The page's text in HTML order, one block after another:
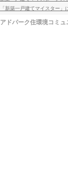
「新築一戸建てマイスター」
アドパーク住環境コミ